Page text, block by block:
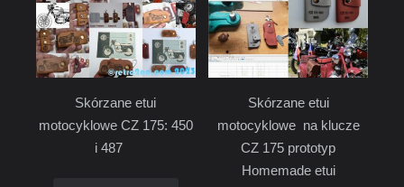
Skórzane etui
motocyklowe CZ 175: 450
i 487
Skórzane etui
motocyklowe na klucze
CZ 175 prototyp
Homemade etui